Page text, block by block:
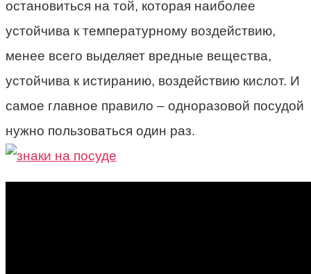
остановиться на той, которая наиболее
устойчива к температурному воздействию,
менее всего выделяет вредные вещества,
устойчива к истиранию, воздействию кислот. И
самое главное правило – одноразовой посудой
нужно пользоваться один раз.